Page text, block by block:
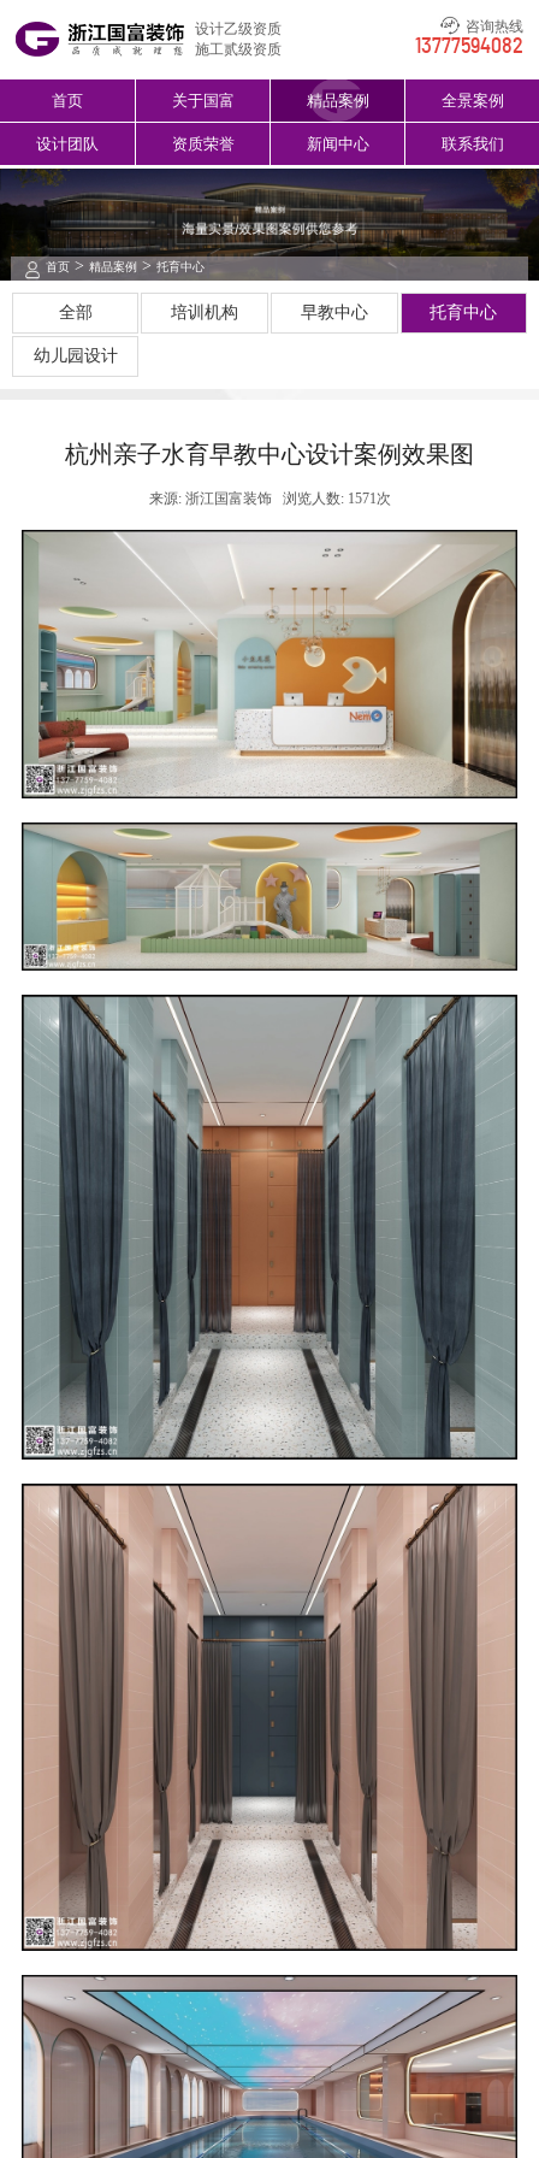
设计乙级资质
施工贰级资质
咨询热线
13777594082
首页 关于国富 精品案例 全景案例
设计团队 资质荣誉 新闻中心 联系我们
首页> 精品案例>托育中心
全部 培训机构 早教中心 托育中心
幼儿园设计
杭州亲子水育早教中心设计案例效果图
来源: 浙江国富装饰 浏览人数: 1571次